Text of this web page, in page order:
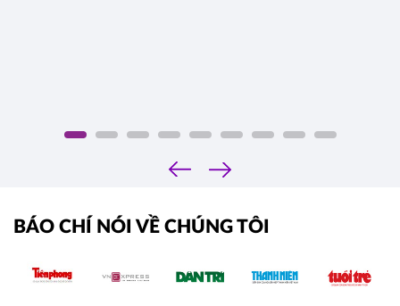
‹
›
BÁO CHÍ NÓI VỀ CHÚNG TÔI